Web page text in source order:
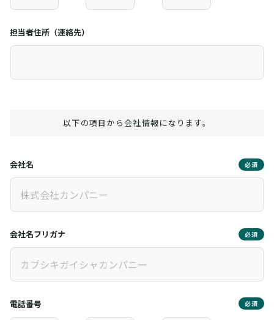
担当者住所（連絡先）
以下の項目から会社情報になります。
会社名 必須
会社名フリガナ 必須
電話番号 必須